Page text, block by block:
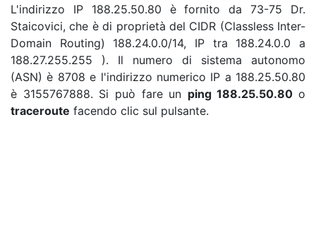
L'indirizzo IP 188.25.50.80 è fornito da 73-75 Dr.
Staicovici, che è di proprietà del CIDR (Classless Inter-
Domain Routing) 188.24.0.0/14, IP tra 188.24.0.0 a
188.27.255.255 ). Il numero di sistema autonomo
(ASN) è 8708 e l'indirizzo numerico IP a 188.25.50.80
è 3155767888. Si può fare un ping 188.25.50.80 o
traceroute facendo clic sul pulsante.